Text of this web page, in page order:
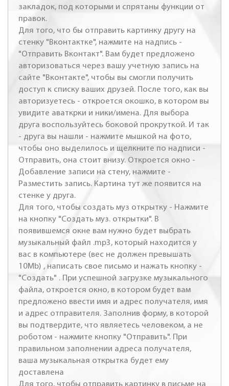
закладок, под которыми и спрятаны функции от
правок.
Для того, что бы отправить картинку другу на
стенку "Вконтактке", нажмите на надпись -
"Отправить Вконтакт". Вам будет предложено
авторизоваться через вашу учетную запись на
сайте "Вконтакте", чтобы вы смогли получить
доступ к списку ваших друзей. После того, как вы
авторизуетесь - откроется окошко, в котором вы
увидите аваткрки и ники/имена. Для выбора
друга воспользуйтесь боковой прокруткой. И так
- друга вы нашли - нажмите мышкой на фото,
чтобы оно выделилось и щелкните по надписи -
Отправить, она стоит внизу. Откроется окно -
Добавление записи на стену, нажмите -
Разместить запись. Картина тут же появится на
стенке у друга.
Для того, чтобы создать муз открытку - Нажмите
на кнопку "Создать муз. открытки". В
появившемся окне вам нужно будет выбрать
музыкальный файл .mp3, который находится у
вас в компьютере (вес не должен превышать
10Mb) , написать свое письмо и нажать кнопку -
"Создать" . При успешной загрузке музыкального
файла, откроется окно, в котором будет вам
предложено ввести имя и адрес получателя, имя
и адрес отправителя. Заполнив форму, в которой
вы подтвердите, что являетесь человеком, а не
роботом - нажмите кнопку "Отправить". При
правильном заполнении адреса получателя,
ваша музыкальная открытка будет ему
доставлена
Для того, чтобы отправить картинку в письме на